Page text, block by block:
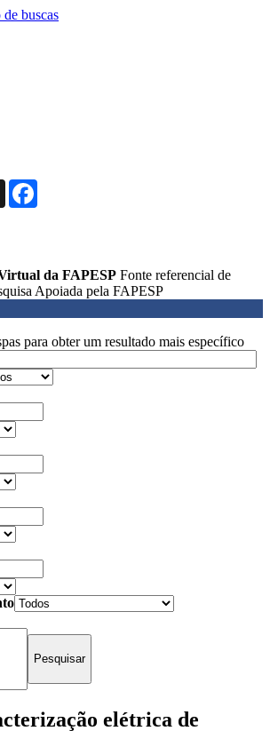
buscas
X
da FAPESP Fonte referencial de
Apoiada pela FAPESP
para obter um resultado mais específico
elétrica de